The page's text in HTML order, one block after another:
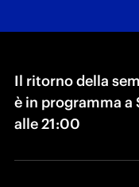
Il ritorno della
è in programma a
alle 21:00